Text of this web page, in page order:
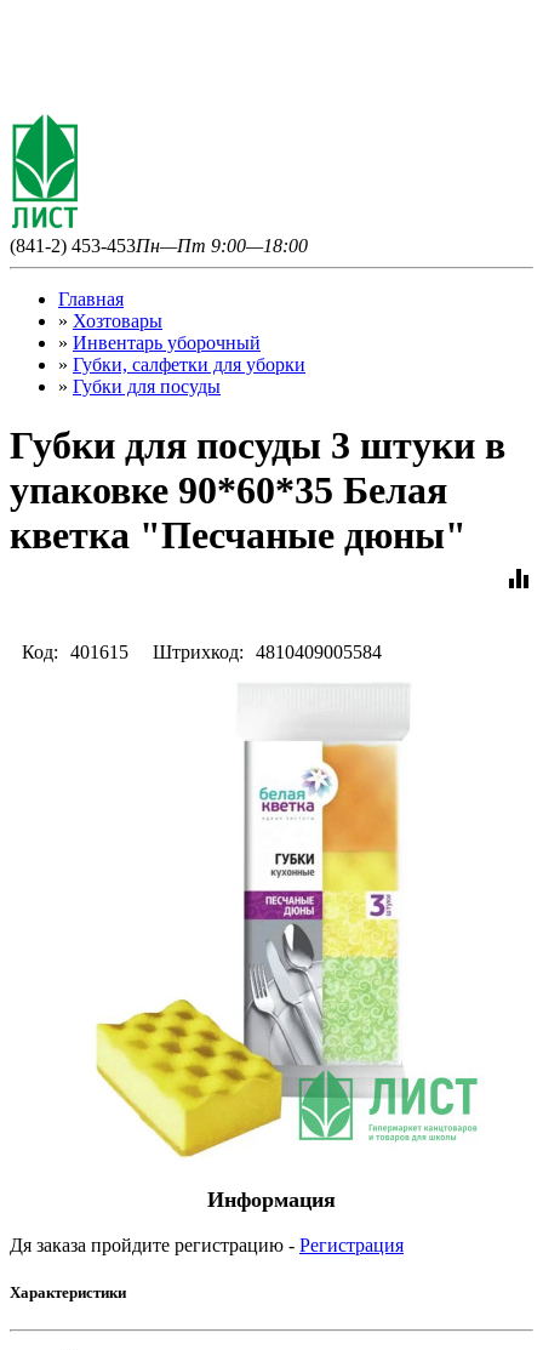
(841-2) 453-453Пн—Пт 9:00—18:00
Главная
» Хозтовары
» Инвентарь уборочный
» Губки, салфетки для уборки
» Губки для посуды
Губки для посуды 3 штуки в
упаковке 90*60*35 Белая
кветка "Песчаные дюны"
equalizer
Код: 401615 Штрихкод: 4810409005584
Информация
Дя заказа пройдите регистрацию - Регистрация
Характеристики